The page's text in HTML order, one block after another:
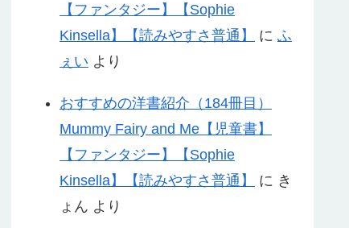
【ファンタジー】【Sophie
Kinsella】【読みやすさ普通】
に ふ
ぇい より
おすすめの洋書紹介（184冊目）
Mummy Fairy and Me【児童書】
【ファンタジー】【Sophie
Kinsella】【読みやすさ普通】
に き
ょん より